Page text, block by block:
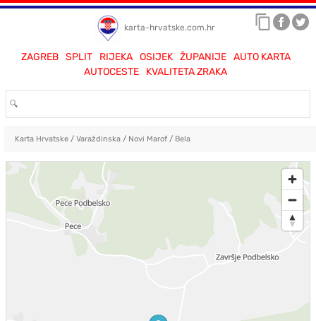
karta-hrvatske.com.hr
ZAGREB SPLIT RIJEKA OSIJEK ŽUPANIJE
AUTO KARTA
AUTOCESTE
KVALITETA ZRAKA
Karta Hrvatske/ Varaždinska/ Novi Marof/ Bela